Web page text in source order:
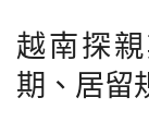
越南探
期、居留